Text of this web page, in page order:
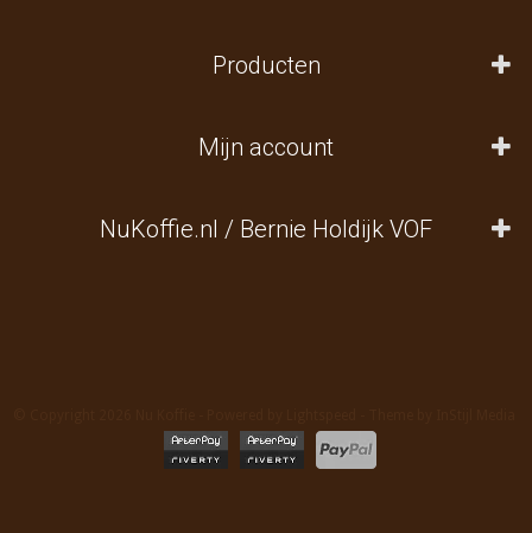
Producten
Mijn account
NuKoffie.nl / Bernie Holdijk VOF